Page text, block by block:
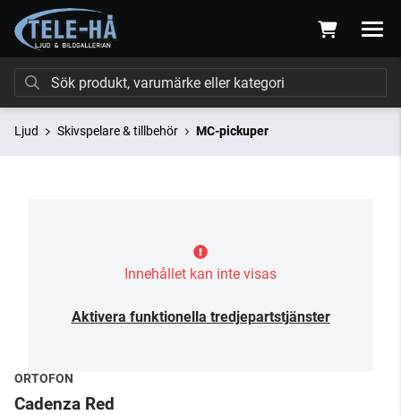
Ljud Skivspelare & tillbehör MC-pickuper
Innehållet kan inte visas
Aktivera funktionella tredjepartstjänster
ORTOFON
Cadenza Red